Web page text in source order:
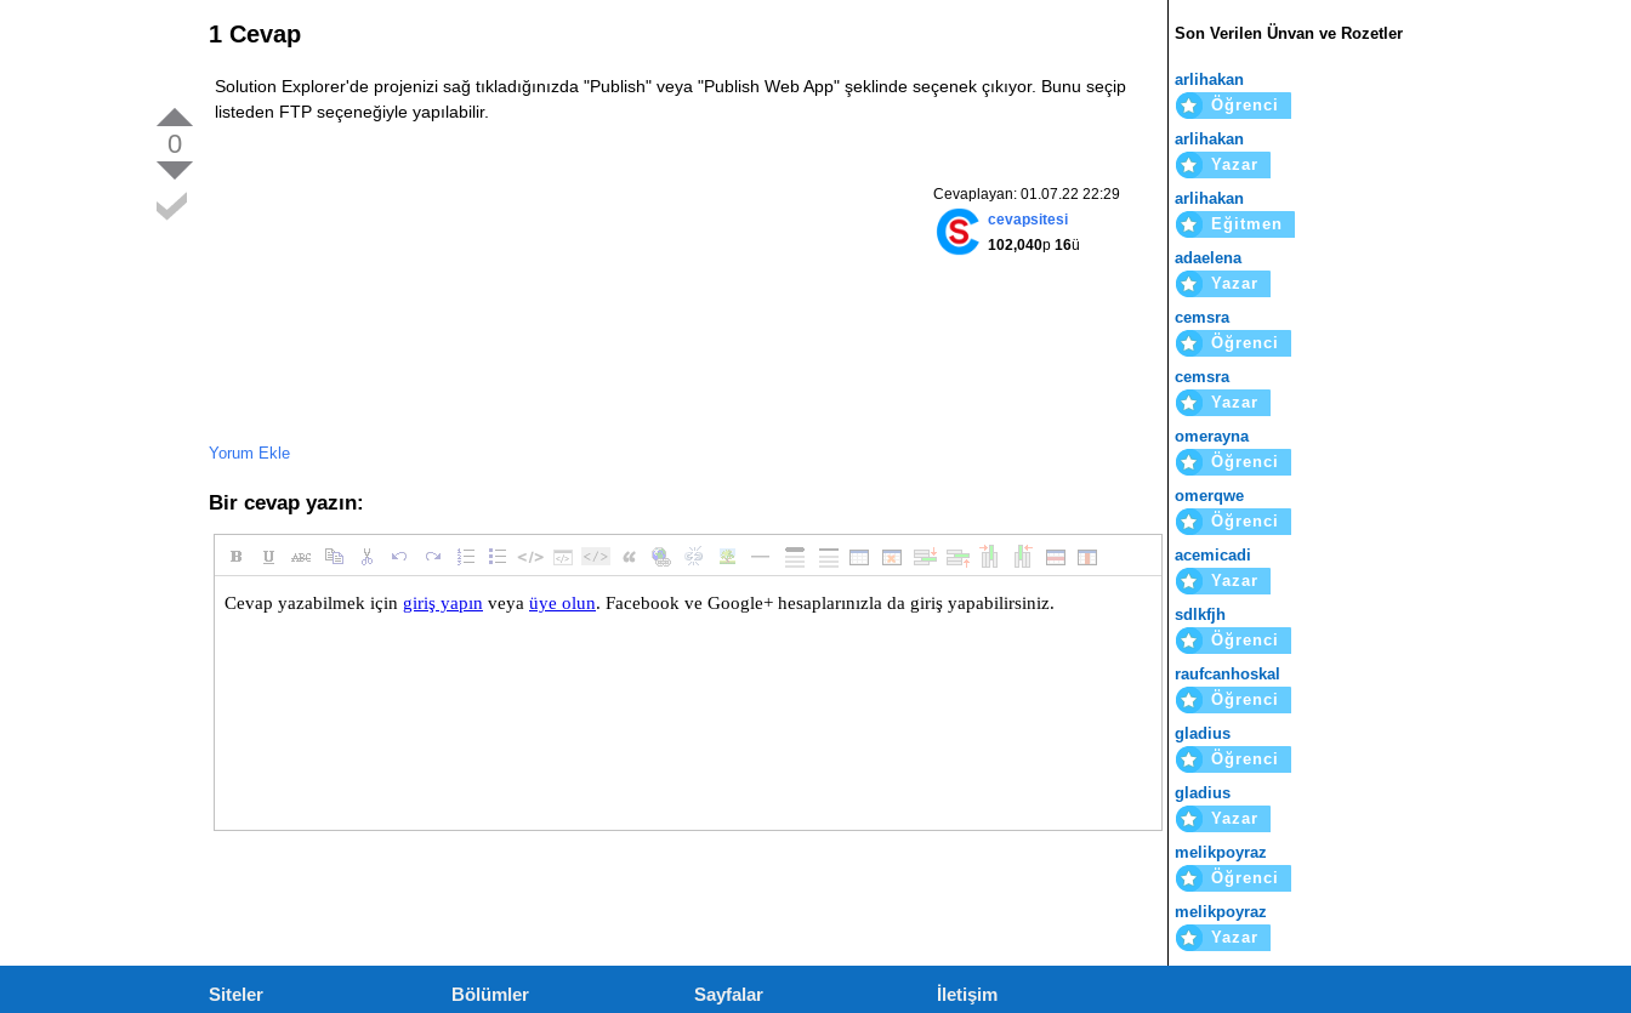
1 Cevap
0
Solution Explorer'de projenizi sağ tıkladığınızda "Publish" veya "Publish Web App" şeklinde seçenek çıkıyor. Bunu seçip
listeden FTP seçeneğiyle yapılabilir.
Cevaplayan: 01.07.22 22:29
cevapsitesi
102,040p 16ü
Yorum Ekle
Bir cevap yazın:
Son Verilen Ünvan ve Rozetler
arlihakan
Öğrenci
arlihakan
Yazar
arlihakan
Eğitmen
adaelena
Yazar
cemsra
Öğrenci
cemsra
Yazar
omerayna
Öğrenci
omerqwe
Öğrenci
acemicadi
Yazar
sdlkfjh
Öğrenci
raufcanhoskal
Öğrenci
gladius
Öğrenci
gladius
Yazar
melikpoyraz
Öğrenci
melikpoyraz
Yazar
Siteler Bölümler Sayfalar İletişim